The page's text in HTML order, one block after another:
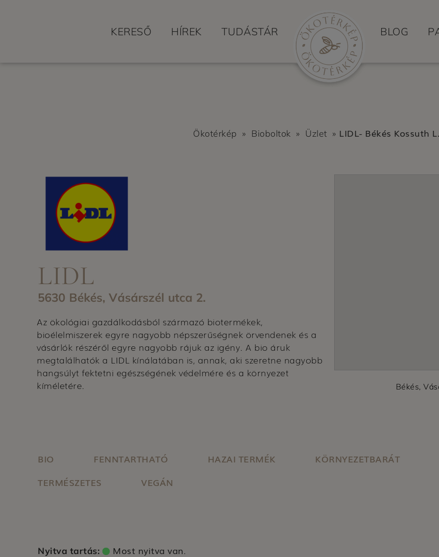
KERESŐ HÍREK TUDÁSTÁR BLOG
Ökotérkép » Bioboltok » Üzlet » LIDL- Békés Kossuth
LIDL
5630 Békés, Vásárszél utca 2.
Az ökológiai gazdálkodásból származó biotermékek,
bioélelmiszerek egyre nagyobb népszerűségnek örvendenek és a
vásárlók részéről egyre nagyobb rájuk az igény. A bio áruk
megtalálhatók a LIDL kínálatában is, annak, aki szeretne nagyobb
hangsúlyt fektetni egészségének védelmére és a környezet
kíméletére.
Békés,
BIO FENNTARTHATÓ HAZAI TERMÉK
KÖRNYEZETBARÁT
TERMÉSZETES
VEGÁN
Nyitva tartás: Most nyitva van.